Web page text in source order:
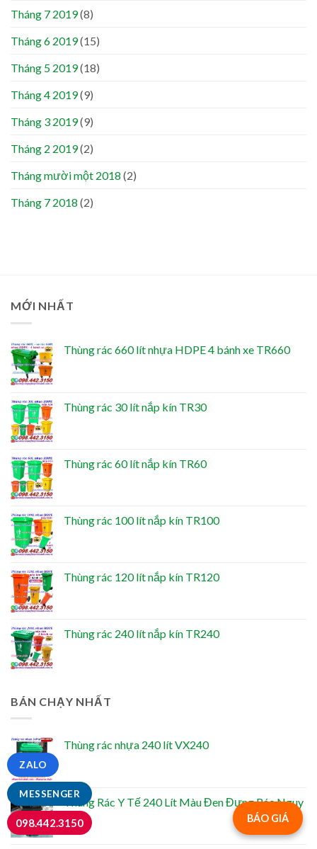
Tháng 7 2019(8)
Tháng 6 2019(15)
Tháng 5 2019(18)
Tháng 4 2019(9)
Tháng 3 2019(9)
Tháng 2 2019(2)
Tháng mười một 2018 (2)
Tháng 7 2018 (2)
MỚI NHẤT
Thùng rác 660 lít nhựa HDPE 4 bánh xe TR660
Thùng rác 30 lít nắp kín TR30
Thùng rác 60 lít nắp kín TR60
Thùng rác 100 lít nắp kín TR100
Thùng rác 120 lít nắp kín TR120
Thùng rác 240 lít nắp kín TR240
BÁN CHẠY NHẤT
Thùng rác nhựa 240 lít VX240
Thùng Rác Y Tế 240 Lít Màu Đen Đựng Rác Nguy
Hại
BÁO GIÁ
MESSENGER
ZALO
098.442.3150